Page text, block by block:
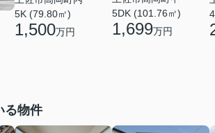
5K (79.80㎡)
1,500万円
5DK (101.76㎡)
1,699万円
る物件